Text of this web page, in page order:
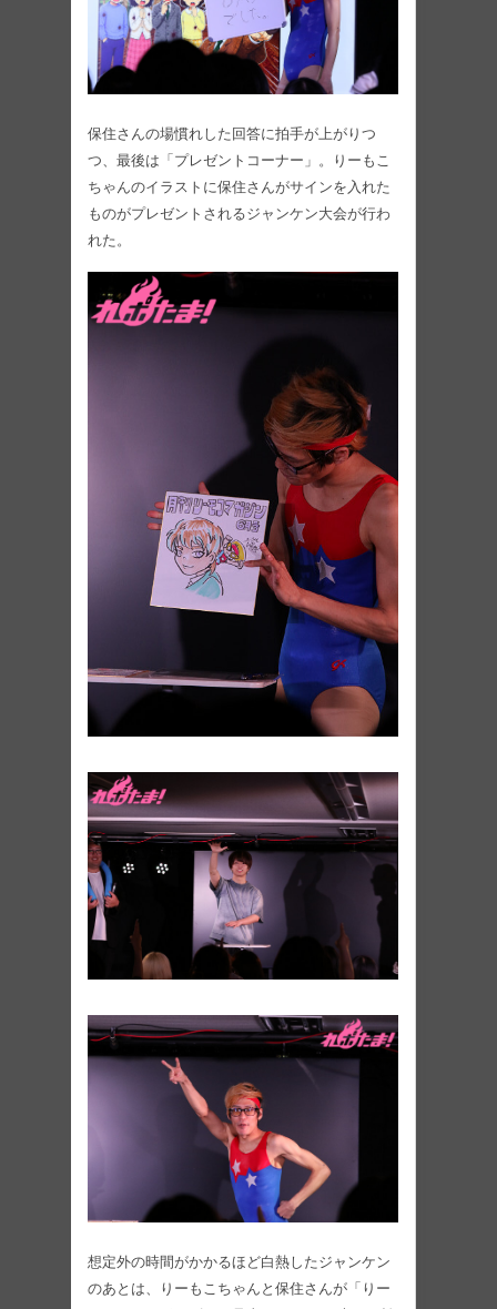
保住さんの場慣れした回答に拍手が上がりつ
つ、最後は「プレゼントコーナー」。りーもこ
ちゃんのイラストに保住さんがサインを入れた
ものがプレゼントされるジャンケン大会が行わ
れた。
想定外の時間がかかるほど白熱したジャンケン
のあとは、りーもこちゃんと保住さんが「りー